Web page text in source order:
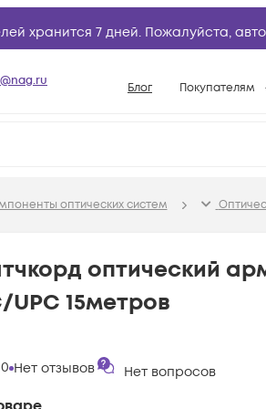
хранится 7 дней. Пожалуйста,
Блог Покупателям
Условия
Возврат
Конфигураторы
оптических систем
оптический
UPC 15метров
0 Нет отзывов Нет вопросов